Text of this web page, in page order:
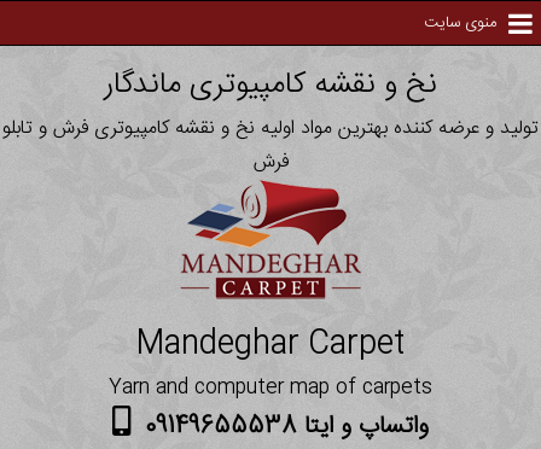
منوی سایت
نخ و نقشه کامپیوتری ماندگار
تولید و عرضه کننده بهترین مواد اولیه نخ و نقشه کامپیوتری فرش و تابلو
فرش
Mandeghar Carpet
Yarn and computer map of carpets
واتساپ و ایتا 09149655538